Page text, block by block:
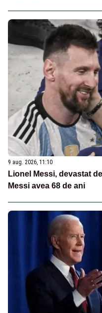
9 aug. 2026, 11:10
Lionel Messi, devastat
Messi avea 68 de ani